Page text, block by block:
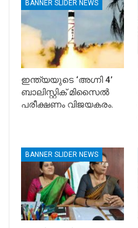
BANNER SLIDER NEWS
ഇന്ത്യയുടെ ‘അഗ്നി 4’
ബാലിസ്റ്റിക് മിസൈൽ
പരീക്ഷണം വിജയകരം.
BANNER SLIDER NEWS